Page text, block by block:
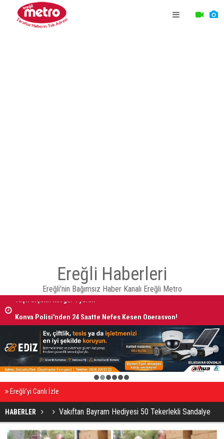
Ereğli Haberleri
Ereğli'nin Bağımsız Haber Kanalı Ereğli Metro
Taşlı bıçaklı kavga: 4 yaralı
2 3 4 5 6
Ereğli’yi Canlı İzle
HABERLER Vakıftan Bayram Hediyesi 50 Tekerlekli Sandalye